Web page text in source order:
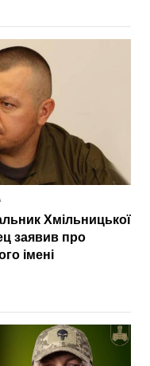
Хмільницької
заявив про
імені